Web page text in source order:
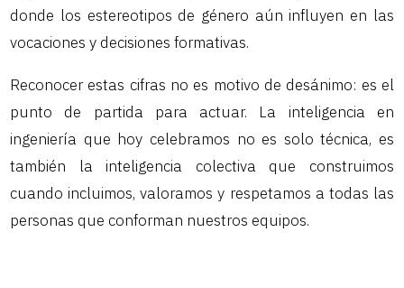
donde los estereotipos de género aún influyen en las
vocaciones y decisiones formativas.
Reconocer estas cifras no es motivo de desánimo: es el
punto de partida para actuar. La inteligencia en
ingeniería que hoy celebramos no es solo técnica, es
también la inteligencia colectiva que construimos
cuando incluimos, valoramos y respetamos a todas las
personas que conforman nuestros equipos.